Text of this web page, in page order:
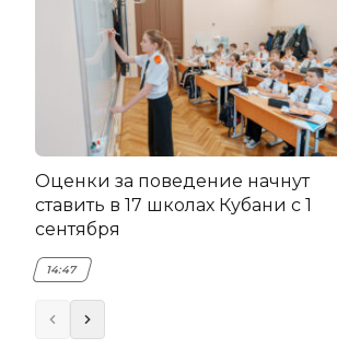
Оценки за поведение начнут
ставить в 17 школах Кубани с 1
сентября
14:47